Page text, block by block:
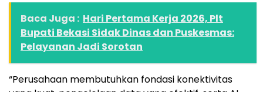
Baca Juga : Hari Pertama Kerja 2026, Plt
Bupati Bekasi Sidak Dinas dan Puskesmas:
Pelayanan Jadi Sorotan
“Perusahaan membutuhkan fondasi konektivitas